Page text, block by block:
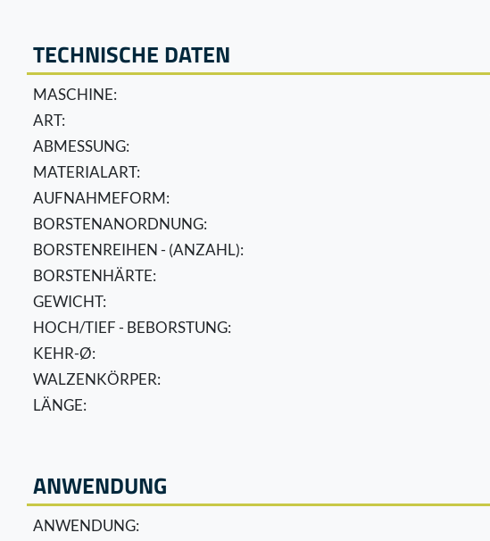
TECHNISCHE DATEN
MASCHINE:
ART:
ABMESSUNG:
MATERIALART:
AUFNAHMEFORM:
BORSTENANORDNUNG:
BORSTENREIHEN - (ANZAHL):
BORSTENHÄRTE:
GEWICHT:
HOCH/TIEF - BEBORSTUNG:
KEHR-Ø:
WALZENKÖRPER:
LÄNGE:
ANWENDUNG
ANWENDUNG: